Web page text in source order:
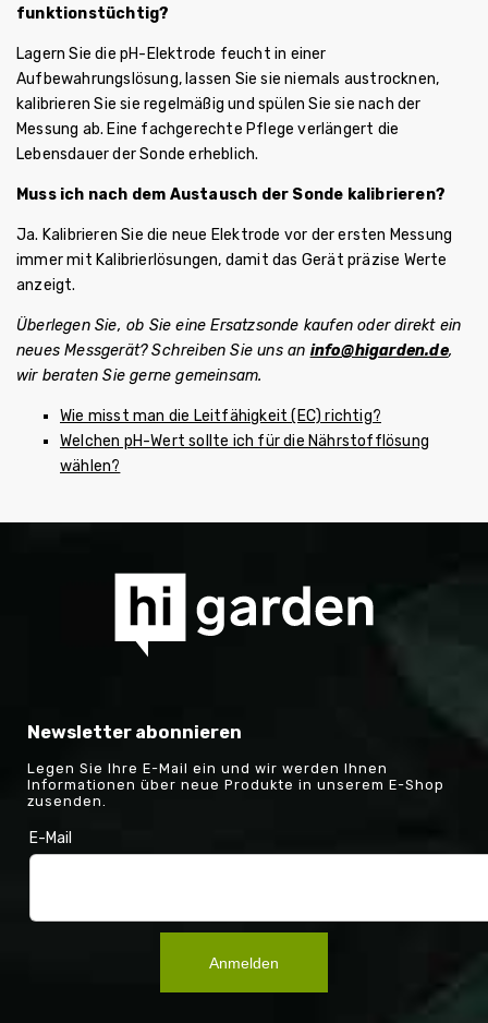
funktionstüchtig?
Lagern Sie die pH-Elektrode feucht in einer
Aufbewahrungslösung, lassen Sie sie niemals austrocknen,
kalibrieren Sie sie regelmäßig und spülen Sie sie nach der
Messung ab. Eine fachgerechte Pflege verlängert die
Lebensdauer der Sonde erheblich.
Muss ich nach dem Austausch der Sonde kalibrieren?
Ja. Kalibrieren Sie die neue Elektrode vor der ersten Messung
immer mit Kalibrierlösungen, damit das Gerät präzise Werte
anzeigt.
Überlegen Sie, ob Sie eine Ersatzsonde kaufen oder direkt ein
neues Messgerät? Schreiben Sie uns an info@higarden.de,
wir beraten Sie gerne gemeinsam.
Wie misst man die Leitfähigkeit (EC) richtig?
Welchen pH-Wert sollte ich für die Nährstofflösung
wählen?
Newsletter abonnieren
Legen Sie Ihre E-Mail ein und wir werden Ihnen
Informationen über neue Produkte in unserem E-Shop
zusenden.
E-Mail
Anmelden